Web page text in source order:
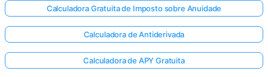
Calculadora Gratuita de Imposto sobre Anuidade
Calculadora de Antiderivada
Calculadora de APY Gratuita